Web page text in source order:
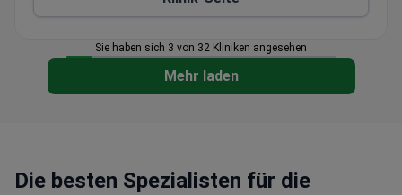
ganz Thailand und Asien.
Nana und Asok.
Bietet Medikamentennachfüllungen,
Sie haben sich 3 von 32 Kliniken angesehen
Mehr laden
Die besten Spezialisten für die